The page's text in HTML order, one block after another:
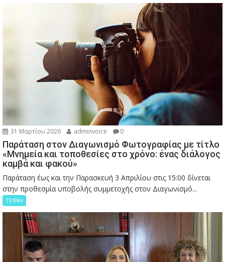
31 Μαρτίου 2026 adminvoice 0
Παράταση στον Διαγωνισμό Φωτογραφίας με τίτλο
«Μνημεία και τοποθεσίες στο χρόνο: ένας διάλογος
καμβά και φακού»
Παράταση έως και την Παρασκευή 3 Απριλίου στις 15:00 δίνεται
στην προθεσμία υποβολής συμμετοχής στον Διαγωνισμό...
ΤΕΧΝΗ